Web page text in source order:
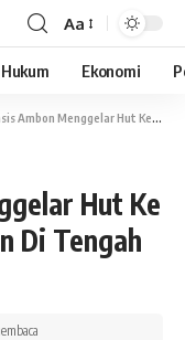
Aa
Hukum Ekonomi
Hut Ke 52 Tahun-Teguh Beriman Di Tengah Dinamika Zaman.
Hut Ke
Di Tengah